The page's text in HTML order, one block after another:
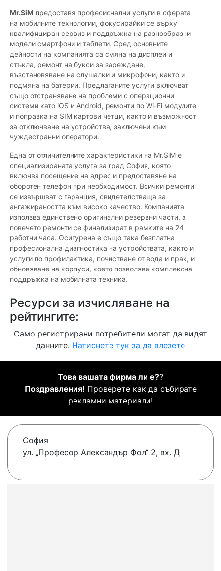
Mr.SiM предоставя професионални услуги в сферата
на мобилните технологии, фокусирайки се върху
квалифициран сервиз и поддръжка на разнообразни
модели смартфони и таблети. Сред основните
дейности на компанията са смяна на дисплеи и
стъкла, ремонт на букси за зареждане,
възстановяване на слушалки и микрофони, както и
подмяна на батерии. Предлаганите услуги включват
също отстраняване на проблеми с операционни
системи като iOS и Android, ремонти по Wi-Fi модулите
и поправка на SIM картови четци, както и възможност
за отключване на устройства, заключени към
чуждестранни оператори.
Една от отличителните характеристики на Mr.SiM е
специализираната услуга за град София, която
включва посещение на адрес и предоставяне на
оборотен телефон при необходимост. Всички ремонти
се извършват с гаранция, свидетелстваща за
ангажираността към високо качество. Компанията
използва единствено оригинални резервни части, а
повечето ремонти се финализират в рамките на 24
работни часа. Осигурена е също така безплатна
професионална диагностика на устройствата, както и
услуги по профилактика, почистване от вода и прах, и
обновяване на корпуси, което позволява комплексна
поддръжка на мобилната техника.
Ресурси за изчисляване на
рейтингите:
Само регистрирани потребители могат да видят
данните. Натиснете тук за да влезете
Това вашата фирма ли е??
Поздравления! Проверете как да събирате
рекламни материали!
София
ул. „Професор Александър Фол“ 2, вх. Д